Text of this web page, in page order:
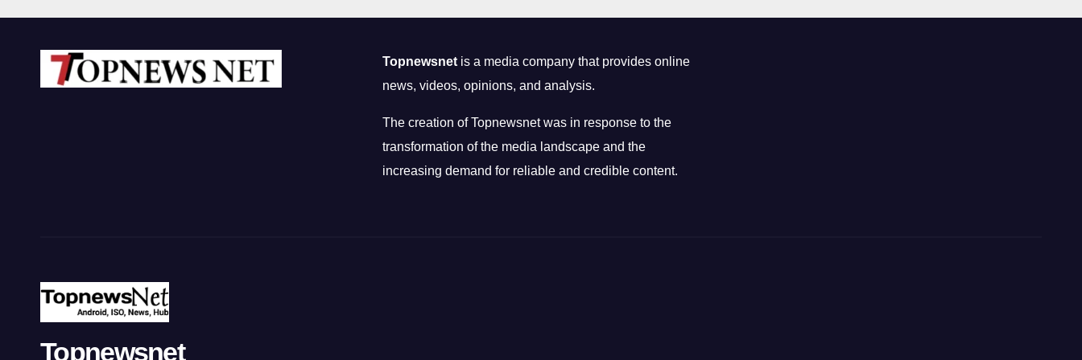
Topnewsnetis a media company that provides online
news, videos, opinions, and analysis.
The creation of Topnewsnet was in response to the
transformation of the media landscape and the
increasing demand for reliable and credible content.
Topnewsnet